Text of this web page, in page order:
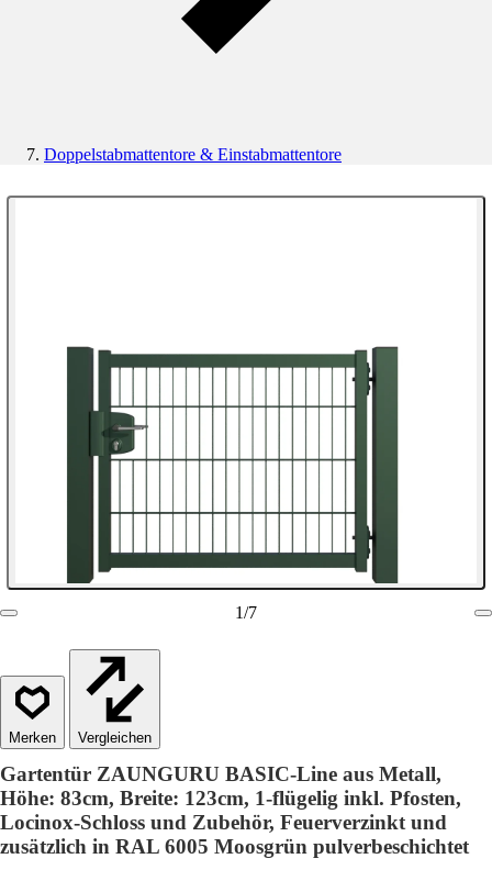
Doppelstabmattentore & Einstabmattentore
1/7
Vergleichen
Gartentür ZAUNGURU BASIC-Line aus Metall,
Höhe: 83cm, Breite: 123cm, 1-flügelig inkl. Pfosten,
Locinox-Schloss und Zubehör, Feuerverzinkt und
zusätzlich in RAL 6005 Moosgrün pulverbeschichtet